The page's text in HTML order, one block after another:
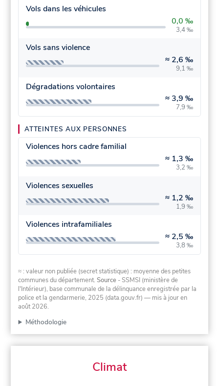
Vols dans les véhicules
0,0 ‰
3,4 ‰
Vols sans violence
≈ 2,6 ‰
9,1 ‰
Dégradations volontaires
≈ 3,9 ‰
7,9 ‰
ATTEINTES AUX PERSONNES
Violences hors cadre familial
≈ 1,3 ‰
3,2 ‰
Violences sexuelles
≈ 1,2 ‰
1,9 ‰
Violences intrafamiliales
≈ 2,5 ‰
3,8 ‰
≈ : valeur non publiée (secret statistique) : moyenne des petites
communes du département.Source - SSMSI (ministère de
l'Intérieur), base communale de la délinquance enregistrée par la
police et la gendarmerie, 2025 (data.gouv.fr) — mis à jour en
août 2026.
Méthodologie
Climat